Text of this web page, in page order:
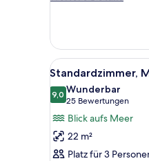
zur
Einzelnutzung,
Meerblick
Alle
Fotos
für
Standardzimmer,
Meerblick
anzeigen
12
Standardzimmer,
9,09,0 von 10
Wunderbar
25 Bewertungen
(25
Bewertungen)
Blick aufs Meer
22 m²
Platz für 3